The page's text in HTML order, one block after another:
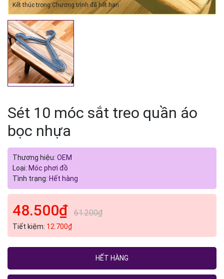
Kết thúc trong:Chương trình đã hết hạn
Sét 10 móc sắt treo quần áo
bọc nhựa
Thương hiệu: OEM
Loại: Móc phơi đồ
Tình trạng: Hết hàng
48.500₫ 61.200₫
Tiết kiệm: 12.700₫
HẾT HÀNG